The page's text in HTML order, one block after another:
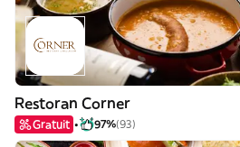
Restoran Corner
Gratuit 97%(93)